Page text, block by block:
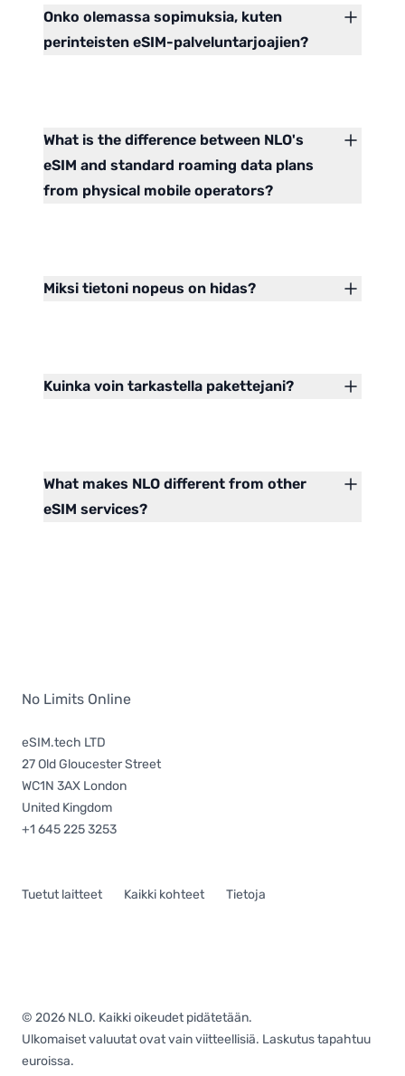
Onko olemassa sopimuksia, kuten
perinteisten eSIM-palveluntarjoajien?
What is the difference between NLO's
eSIM and standard roaming data plans
from physical mobile operators?
Miksi tietoni nopeus on hidas?
Kuinka voin tarkastella pakettejani?
What makes NLO different from other
eSIM services?
No Limits Online
eSIM.tech LTD
27 Old Gloucester Street
WC1N 3AX London
United Kingdom
+1 645 225 3253
Tuetut laitteet Kaikki kohteet Tietoja
© 2026 NLO. Kaikki oikeudet pidätetään.
Ulkomaiset valuutat ovat vain viitteellisiä. Laskutus tapahtuu
euroissa.